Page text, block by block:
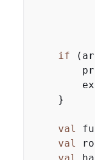
if
    }
val
val
val